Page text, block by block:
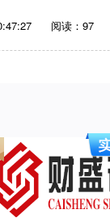
阅读：97